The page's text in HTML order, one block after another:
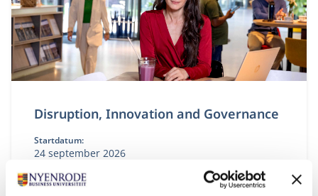
Disruption, Innovation and Governance
Startdatum:
24 september 2026
Taal:
Nederlands